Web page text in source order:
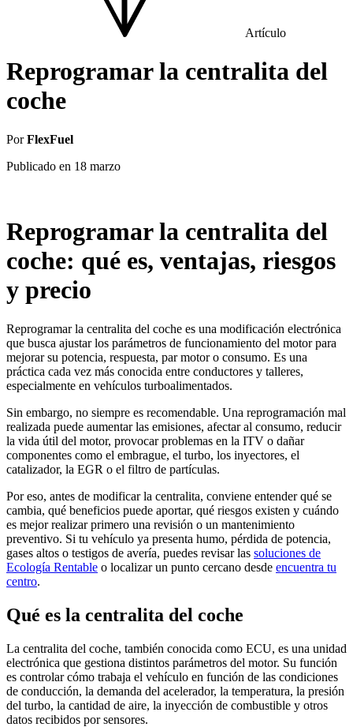
Artículo
Reprogramar la centralita del
coche
PorFlexFuel
Publicado en 18 marzo
Reprogramar la centralita del
coche: qué es, ventajas, riesgos
y precio
Reprogramar la centralita del coche es una modificación electrónica
que busca ajustar los parámetros de funcionamiento del motor para
mejorar su potencia, respuesta, par motor o consumo. Es una
práctica cada vez más conocida entre conductores y talleres,
especialmente en vehículos turboalimentados.
Sin embargo, no siempre es recomendable. Una reprogramación mal
realizada puede aumentar las emisiones, afectar al consumo, reducir
la vida útil del motor, provocar problemas en la ITV o dañar
componentes como el embrague, el turbo, los inyectores, el
catalizador, la EGR o el filtro de partículas.
Por eso, antes de modificar la centralita, conviene entender qué se
cambia, qué beneficios puede aportar, qué riesgos existen y cuándo
es mejor realizar primero una revisión o un mantenimiento
preventivo. Si tu vehículo ya presenta humo, pérdida de potencia,
gases altos o testigos de avería, puedes revisar las soluciones de
Ecología Rentable o localizar un punto cercano desde encuentra tu
centro.
Qué es la centralita del coche
La centralita del coche, también conocida como ECU, es una unidad
electrónica que gestiona distintos parámetros del motor. Su función
es controlar cómo trabaja el vehículo en función de las condiciones
de conducción, la demanda del acelerador, la temperatura, la presión
del turbo, la cantidad de aire, la inyección de combustible y otros
datos recibidos por sensores.